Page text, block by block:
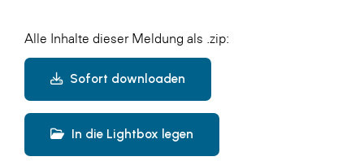
Alle Inhalte dieser Meldung als .zip:
Sofort downloaden
In die Lightbox legen